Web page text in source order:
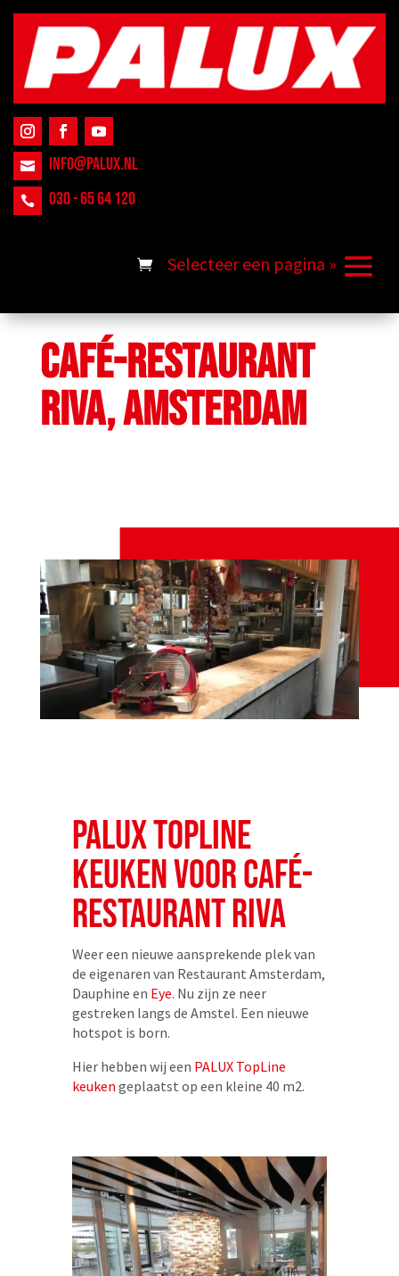
 INFO@PALUX.NL
 030 - 65 64 120
CAFÉ-RESTAURANT
RIVA, AMSTERDAM
PALUX TOPLINE
KEUKEN VOOR CAFÉ-
RESTAURANT RIVA
Weer een nieuwe aansprekende plek van
de eigenaren van Restaurant Amsterdam,
Dauphine en Eye. Nu zijn ze neer
gestreken langs de Amstel. Een nieuwe
hotspot is born.
Hier hebben wij een PALUX TopLine
keuken geplaatst op een kleine 40 m2.